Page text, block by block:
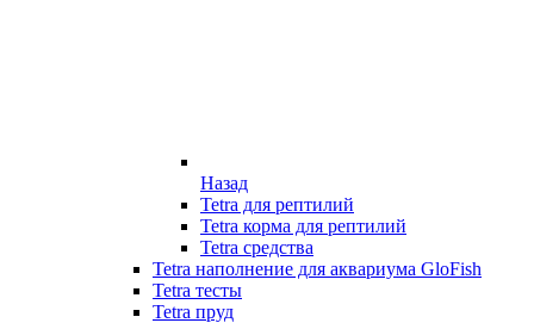
Назад
Tetra для рептилий
Tetra корма для рептилий
Tetra средства
Tetra наполнение для аквариума GloFish
Tetra тесты
Tetra пруд